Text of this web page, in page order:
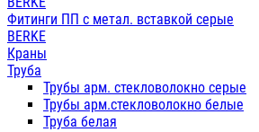
Фитинги ПП с метал. вставкой серые
BERKE
Краны
Труба
Трубы арм. стекловолокно серые
Трубы арм.стекловолокно белые
Труба белая